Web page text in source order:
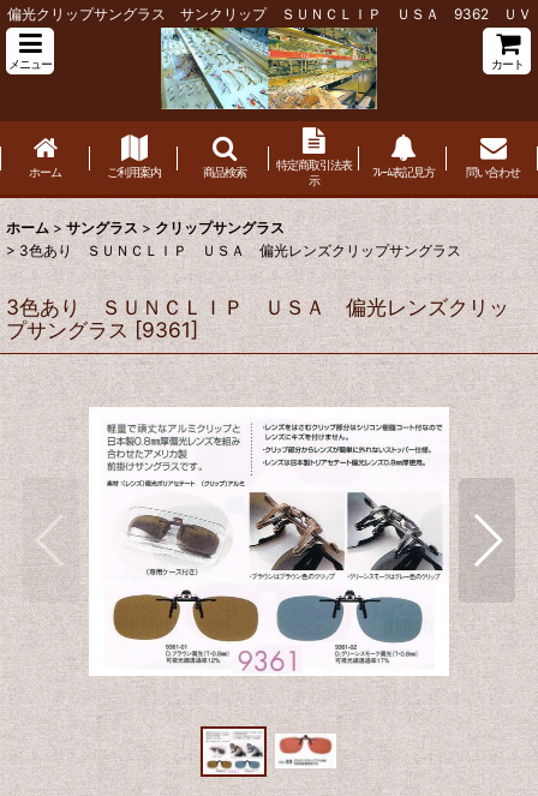
偏光クリップサングラス サンクリップ ＳＵＮＣＬＩＰ ＵＳＡ 9362 ＵＶ
メニュー カート
ホーム ご利用案内 商品検索
特定商取引法表
示
ﾌﾚｰﾑ表記見方 問い合わせ
ホーム > サングラス > クリップサングラス
> 3色あり ＳＵＮＣＬＩＰ ＵＳＡ 偏光レンズクリップサングラス
3色あり ＳＵＮＣＬＩＰ ＵＳＡ 偏光レンズクリッ
プサングラス [9361]